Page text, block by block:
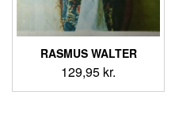
RASMUS WALTER
129,95 kr.